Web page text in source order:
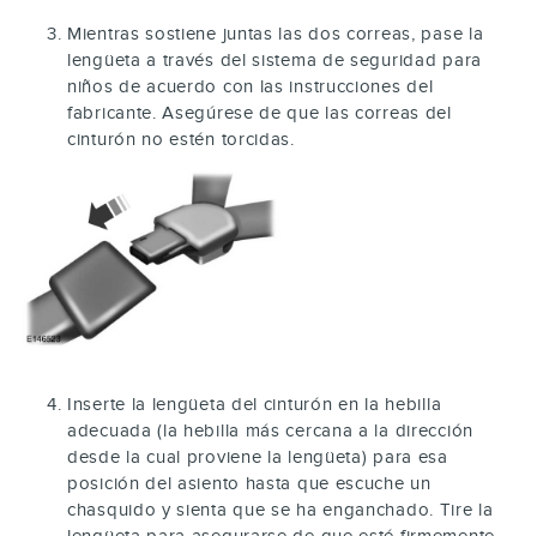
Mientras sostiene juntas las dos correas, pase la
lengüeta a través del sistema de seguridad para
niños de acuerdo con las instrucciones del
fabricante. Asegúrese de que las correas del
cinturón no estén torcidas.
Inserte la lengüeta del cinturón en la hebilla
adecuada (la hebilla más cercana a la dirección
desde la cual proviene la lengüeta) para esa
posición del asiento hasta que escuche un
chasquido y sienta que se ha enganchado. Tire la